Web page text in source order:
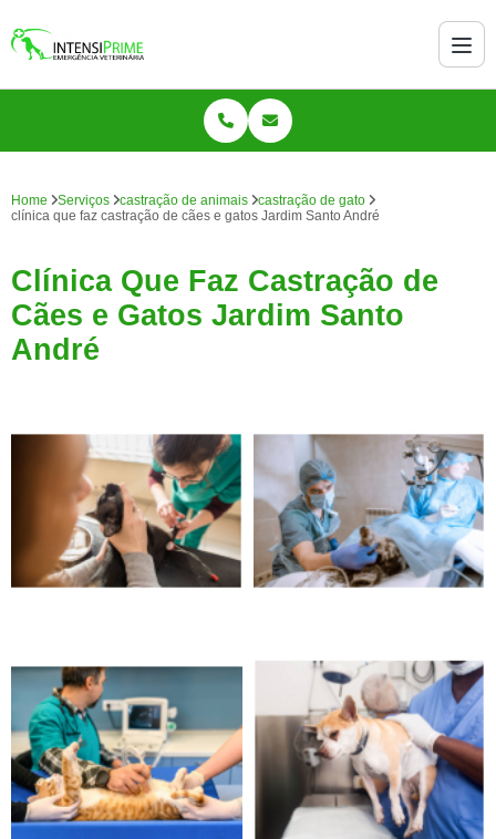
Home Serviços castração de animais
castração de gato
clínica que faz castração de cães e gatos Jardim Santo André
Clínica Que Faz Castração de
Cães e Gatos Jardim Santo
André